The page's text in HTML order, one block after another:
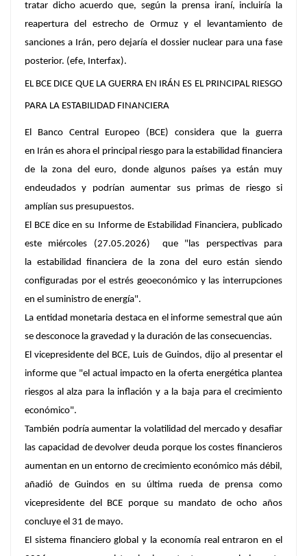
tratar dicho acuerdo que, según la prensa iraní, incluiría la
reapertura del estrecho de Ormuz y el levantamiento de
sanciones a Irán, pero dejaría el dossier nuclear para una fase
posterior. (efe, Interfax).
EL BCE DICE QUE LA GUERRA EN IRÁN ES EL PRINCIPAL RIESGO
PARA LA ESTABILIDAD FINANCIERA
El Banco Central Europeo (BCE) considera que la guerra
en Irán es ahora el principal riesgo para la estabilidad financiera
de la zona del euro, donde algunos países ya están muy
endeudados y podrían aumentar sus primas de riesgo si
amplían sus presupuestos.
El BCE dice en su Informe de Estabilidad Financiera, publicado
este miércoles (27.05.2026) que "las perspectivas para
la estabilidad financiera de la zona del euro están siendo
configuradas por el estrés geoeconómico y las interrupciones
en el suministro de energía".
La entidad monetaria destaca en el informe semestral que aún
se desconoce la gravedad y la duración de las consecuencias.
El vicepresidente del BCE, Luis de Guindos, dijo al presentar el
informe que "el actual impacto en la oferta energética plantea
riesgos al alza para la inflación y a la baja para el crecimiento
económico".
También podría aumentar la volatilidad del mercado y desafiar
las capacidad de devolver deuda porque los costes financieros
aumentan en un entorno de crecimiento económico más débil,
añadió de Guindos en su última rueda de prensa como
vicepresidente del BCE porque su mandato de ocho años
concluye el 31 de mayo.
El sistema financiero global y la economía real entraron en el